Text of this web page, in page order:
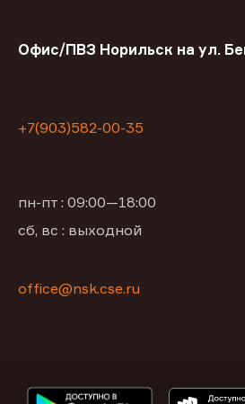
Офис/ПВЗ Норильск на ул.
+7(903)582-00-35
пн-пт : 09:00—18:00
сб, вс : выходной
office@nsk.cse.ru